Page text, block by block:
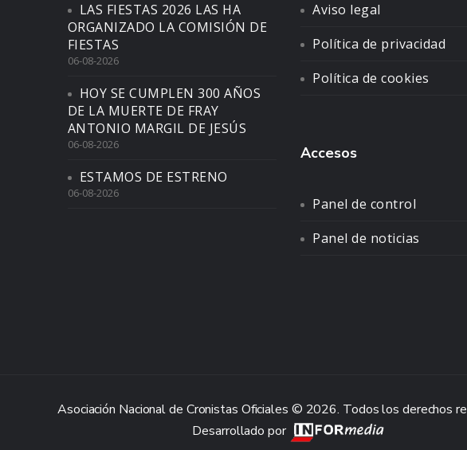
LAS FIESTAS 2026 LAS HA
ORGANIZADO LA COMISIÓN DE
FIESTAS
06-08-2026
HOY SE CUMPLEN 300 AÑOS
DE LA MUERTE DE FRAY
ANTONIO MARGIL DE JESÚS
06-08-2026
ESTAMOS DE ESTRENO
06-08-2026
Aviso legal
Política de privacidad
Política de cookies
Accesos
Panel de control
Panel de noticias
Asociación Nacional de Cronistas Oficiales © 2026. Todos los derechos
Desarrollado por